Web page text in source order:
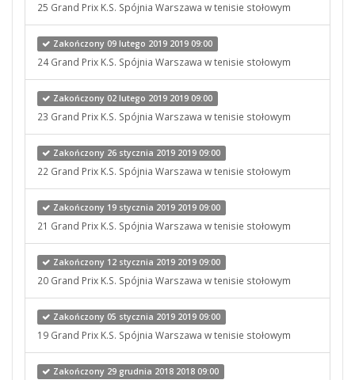
25 Grand Prix K.S. Spójnia Warszawa w tenisie stołowym
Zakończony 09 lutego 2019 2019 09:00
24 Grand Prix K.S. Spójnia Warszawa w tenisie stołowym
Zakończony 02 lutego 2019 2019 09:00
23 Grand Prix K.S. Spójnia Warszawa w tenisie stołowym
Zakończony 26 stycznia 2019 2019 09:00
22 Grand Prix K.S. Spójnia Warszawa w tenisie stołowym
Zakończony 19 stycznia 2019 2019 09:00
21 Grand Prix K.S. Spójnia Warszawa w tenisie stołowym
Zakończony 12 stycznia 2019 2019 09:00
20 Grand Prix K.S. Spójnia Warszawa w tenisie stołowym
Zakończony 05 stycznia 2019 2019 09:00
19 Grand Prix K.S. Spójnia Warszawa w tenisie stołowym
Zakończony 29 grudnia 2018 2018 09:00